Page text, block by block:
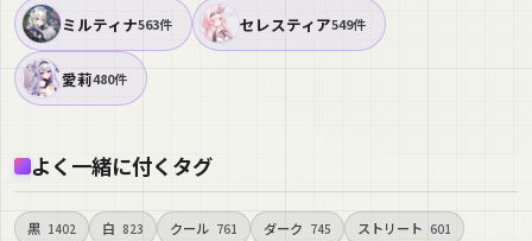
ミルティナ563件 セレスティア549件
愛莉480件
よく一緒に付くタグ
黒 1402 白 823 クール 761 ダーク 745 ストリート 601